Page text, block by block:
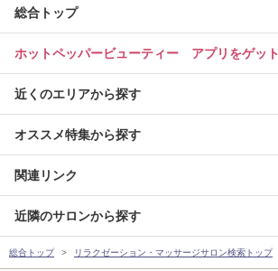
総合トップ
ホットペッパービューティー アプリをゲット
近くのエリアから探す
オススメ特集から探す
関連リンク
近隣のサロンから探す
総合トップ リラクゼーション・マッサージサロン検索トップ